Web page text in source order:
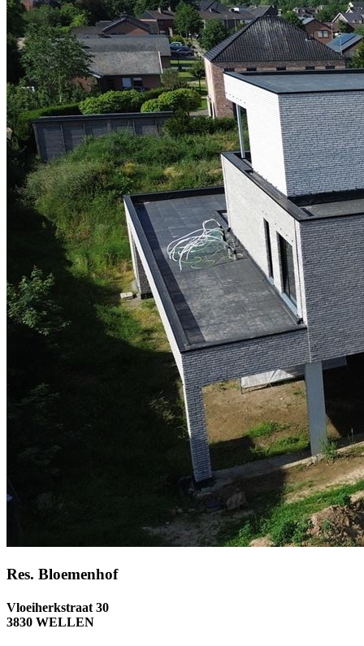
Res. Bloemenhof
Vloeiherkstraat 30
3830 WELLEN